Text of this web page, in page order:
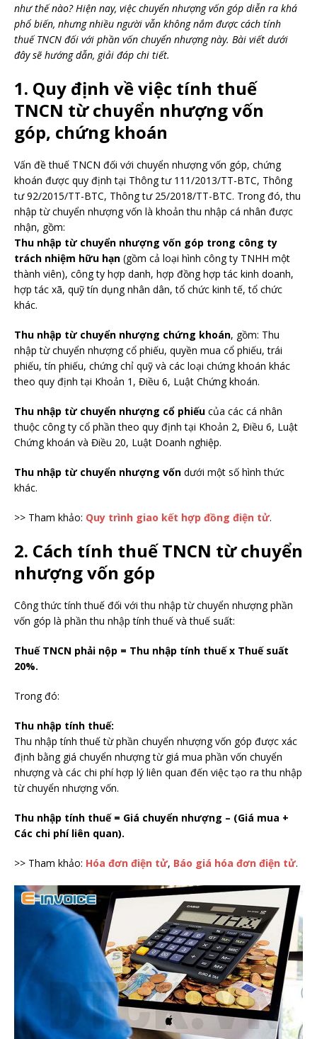
như thế nào? Hiện nay, việc chuyển nhượng vốn góp diễn ra khá
phổ biến, nhưng nhiều người vẫn không nắm được cách tính
thuế TNCN đối với phần vốn chuyển nhượng này. Bài viết dưới
đây sẽ hướng dẫn, giải đáp chi tiết.
1. Quy định về việc tính thuế
TNCN từ chuyển nhượng vốn
góp, chứng khoán
Vấn đề thuế TNCN đối với chuyển nhượng vốn góp, chứng
khoán được quy định tại Thông tư 111/2013/TT-BTC, Thông
tư 92/2015/TT-BTC, Thông tư 25/2018/TT-BTC. Trong đó, thu
nhập từ chuyển nhượng vốn là khoản thu nhập cá nhân được
nhận, gồm:
Thu nhập từ chuyển nhượng vốn góp trong công ty
trách nhiệm hữu hạn (gồm cả loại hình công ty TNHH một
thành viên), công ty hợp danh, hợp đồng hợp tác kinh doanh,
hợp tác xã, quỹ tín dụng nhân dân, tổ chức kinh tế, tổ chức
khác.
Thu nhập từ chuyển nhượng chứng khoán, gồm: Thu
nhập từ chuyển nhượng cổ phiếu, quyền mua cổ phiếu, trái
phiếu, tín phiếu, chứng chỉ quỹ và các loại chứng khoán khác
theo quy định tại Khoản 1, Điều 6, Luật Chứng khoán.
Thu nhập từ chuyển nhượng cổ phiếu của các cá nhân
thuộc công ty cổ phần theo quy định tại Khoản 2, Điều 6, Luật
Chứng khoán và Điều 20, Luật Doanh nghiệp.
Thu nhập từ chuyển nhượng vốn dưới một số hình thức
khác.
>> Tham khảo: Quy trình giao kết hợp đồng điện tử.
2. Cách tính thuế TNCN từ chuyển
nhượng vốn góp
Công thức tính thuế đối với thu nhập từ chuyển nhượng phần
vốn góp là phần thu nhập tính thuế và thuế suất:
Thuế TNCN phải nộp = Thu nhập tính thuế x Thuế suất
20%.
Trong đó:
Thu nhập tính thuế:
Thu nhập tính thuế từ phần chuyển nhượng vốn góp được xác
định bằng giá chuyển nhượng từ giá mua phần vốn chuyển
nhượng và các chi phí hợp lý liên quan đến việc tạo ra thu nhập
từ chuyển nhượng vốn.
Thu nhập tính thuế = Giá chuyển nhượng – (Giá mua +
Các chi phí liên quan).
>> Tham khảo: Hóa đơn điện tử, Báo giá hóa đơn điện tử.